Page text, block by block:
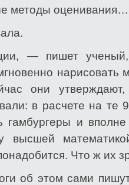
методы оценивания…
— пишет
нарисовать
они
в расчете на те
гамбургеры и
высшей
Что ж их
об этом сами